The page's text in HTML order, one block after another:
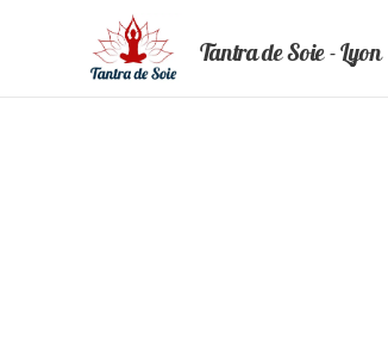
Tantra de Soie - Lyon